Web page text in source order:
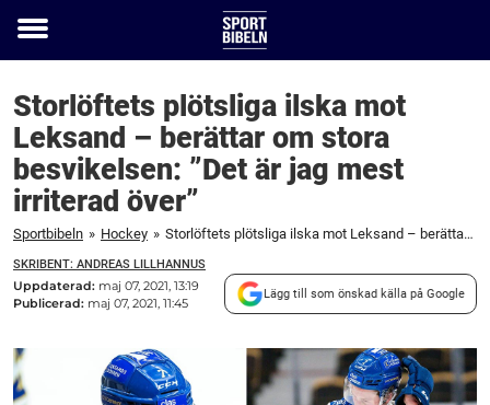
Toggle
Storlöftets plötsliga ilska mot
Leksand – berättar om stora
besvikelsen: ”Det är jag mest
irriterad över”
Sportbibeln » Hockey » Storlöftets plötsliga ilska mot Leksand – berättar om stora besvikelsen: ”Det är jag mest irriterad över”
SKRIBENT: ANDREAS LILLHANNUS
Uppdaterad: maj 07, 2021, 13:19
Publicerad: maj 07, 2021, 11:45
Lägg till som önskad källa på Google